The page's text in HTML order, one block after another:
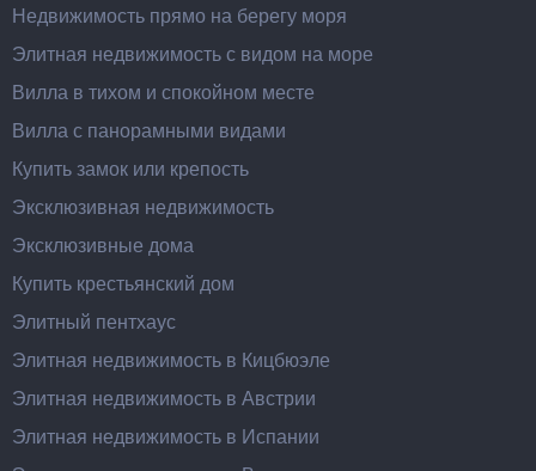
Недвижимость прямо на берегу моря
Элитная недвижимость с видом на море
Вилла в тихом и спокойном месте
Вилла с панорамными видами
Купить замок или крепость
Эксклюзивная недвижимость
Эксклюзивные дома
Купить крестьянский дом
Элитный пентхаус
Элитная недвижимость в Кицбюэле
Элитная недвижимость в Австрии
Элитная недвижимость в Испании